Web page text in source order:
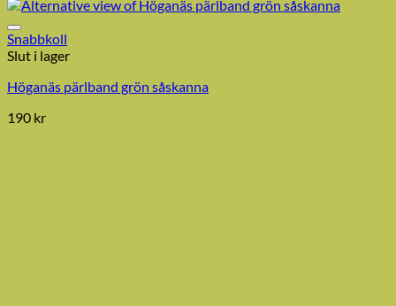
Snabbkoll
Slut i lager
Höganäs pärlband grön såskanna
190 kr